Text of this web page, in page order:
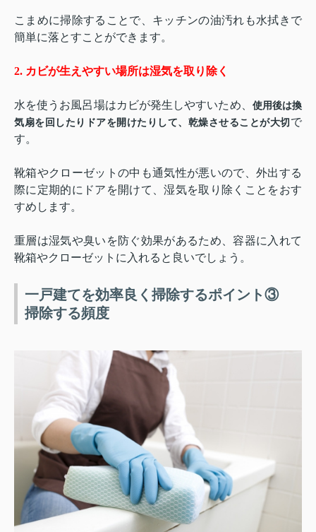
こまめに掃除することで、キッチンの油汚れも水拭きで
簡単に落とすことができます。
2. カビが生えやすい場所は湿気を取り除く
水を使うお風呂場はカビが発生しやすいため、 使用後は換
気扇を回したりドアを開けたりして、乾燥させることが大切で
す。
靴箱やクローゼットの中も通気性が悪いので、外出する
際に定期的にドアを開けて、湿気を取り除くことをおす
すめします。
重層は湿気や臭いを防ぐ効果があるため、容器に入れて
靴箱やクローゼットに入れると良いでしょう。
一戸建てを効率良く掃除するポイント③
掃除する頻度